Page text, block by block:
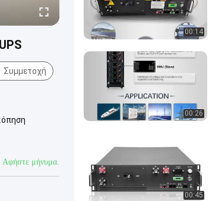
Συμμετοχή
Αφήστε μήνυμα.
00:14
00:26
00:45